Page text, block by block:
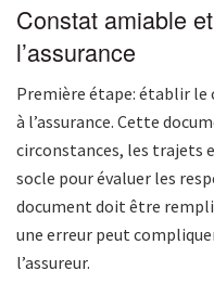
Constat amiable
l’assurance
Première étape: établir
à l’assurance. Cette
circonstances, les trajets
socle pour évaluer les
document doit être
une erreur peut
l’assureur.